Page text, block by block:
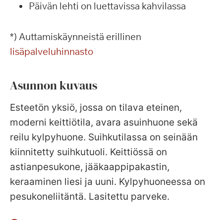
Päivän lehti on luettavissa kahvilassa
*) Auttamiskäynneistä erillinen
lisäpalveluhinnasto
Asunnon kuvaus
Esteetön yksiö, jossa on tilava eteinen,
moderni keittiötila, avara asuinhuone sekä
reilu kylpyhuone. Suihkutilassa on seinään
kiinnitetty suihkutuoli. Keittiössä on
astianpesukone, jääkaappipakastin,
keraaminen liesi ja uuni. Kylpyhuoneessa on
pesukoneliitäntä. Lasitettu parveke.